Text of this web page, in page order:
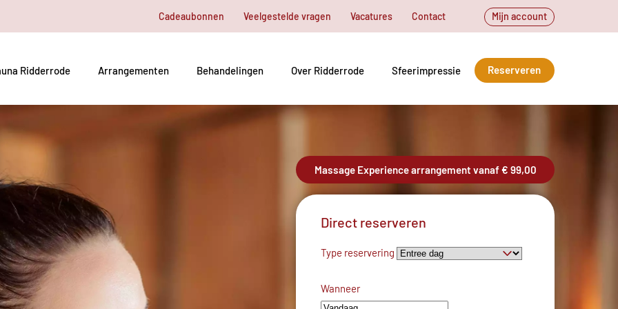
Cadeaubonnen Veelgestelde vragen Vacatures Contact Mijn account
Ridderrode Arrangementen Behandelingen Over Ridderrode Sfeerimpressie Reserveren
Massage Experience arrangement vanaf € 99,00
Direct reserveren
Type reservering
Wanneer